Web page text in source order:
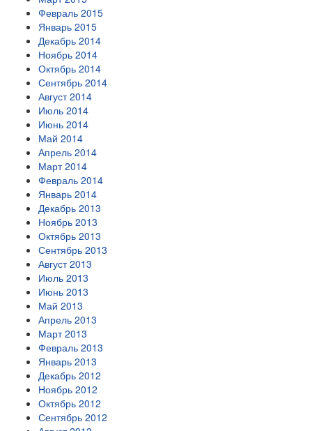
Февраль 2015
Январь 2015
Декабрь 2014
Ноябрь 2014
Октябрь 2014
Сентябрь 2014
Август 2014
Июль 2014
Июнь 2014
Май 2014
Апрель 2014
Март 2014
Февраль 2014
Январь 2014
Декабрь 2013
Ноябрь 2013
Октябрь 2013
Сентябрь 2013
Август 2013
Июль 2013
Июнь 2013
Май 2013
Апрель 2013
Март 2013
Февраль 2013
Январь 2013
Декабрь 2012
Ноябрь 2012
Октябрь 2012
Сентябрь 2012